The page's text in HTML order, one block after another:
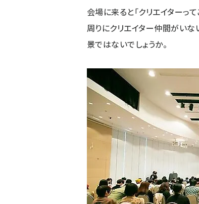
会場に来ると「クリエイターっ
周りにクリエイター仲間がい
景ではないでしょうか。